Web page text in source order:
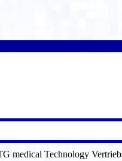
medical Technology